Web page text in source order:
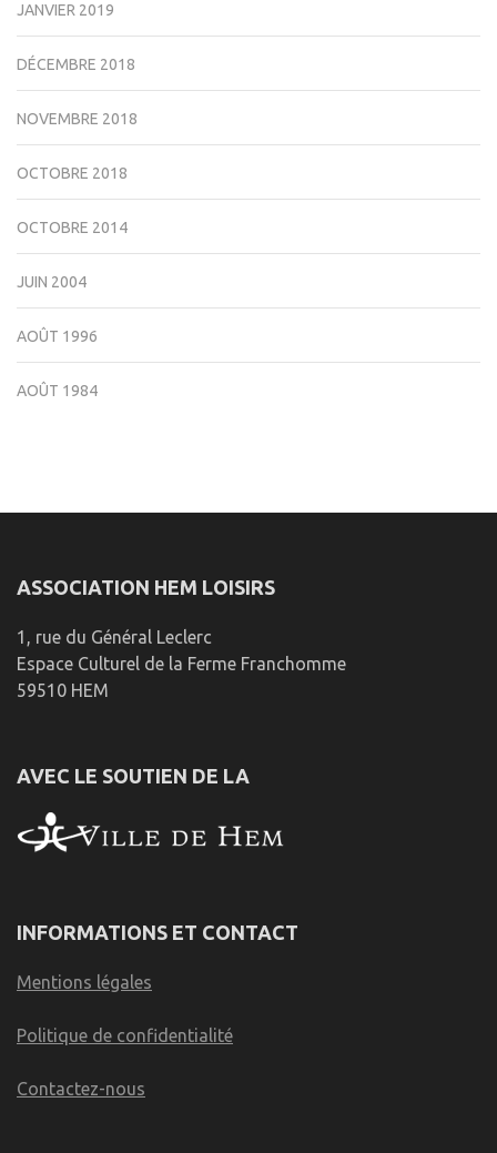
JANVIER 2019
DÉCEMBRE 2018
NOVEMBRE 2018
OCTOBRE 2018
OCTOBRE 2014
JUIN 2004
AOÛT 1996
AOÛT 1984
ASSOCIATION HEM LOISIRS
1, rue du Général Leclerc
Espace Culturel de la Ferme Franchomme
59510 HEM
AVEC LE SOUTIEN DE LA
INFORMATIONS ET CONTACT
Mentions légales
Politique de confidentialité
Contactez-nous